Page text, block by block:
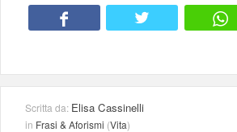
Scritta da: Elisa Cassinelli
in Frasi & Aforismi (Vita)